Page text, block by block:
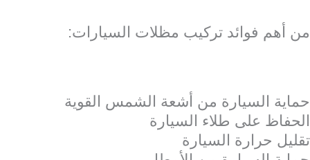
من أهم فوائد تركيب مظلات السيارات:
حماية السيارة من أشعة الشمس القوية
الحفاظ على طلاء السيارة
تقليل حرارة السيارة